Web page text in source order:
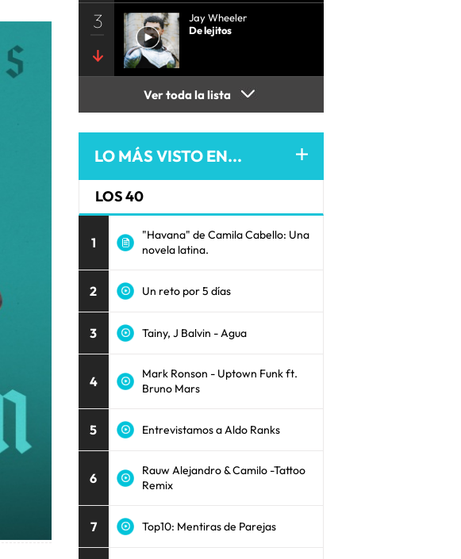
3
Jay Wheeler
De lejitos
Ver toda la lista
LO MÁS VISTO EN...
LOS 40
1
"Havana" de Camila Cabello: Una
novela latina.
2 Un reto por 5 días
3 Tainy, J Balvin - Agua
4
Mark Ronson - Uptown Funk ft.
Bruno Mars
5 Entrevistamos a Aldo Ranks
6
Rauw Alejandro & Camilo -Tattoo
Remix
7 Top10: Mentiras de Parejas